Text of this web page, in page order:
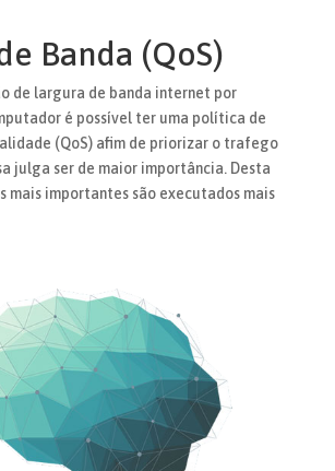
Banda (QoS)
de largura de banda internet por
é possível ter uma política de
(QoS) afim de priorizar o trafego
julga ser de maior importância. Desta
mais importantes são executados mais